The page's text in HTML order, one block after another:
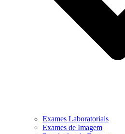
Exames Laboratoriais
Exames de Imagem